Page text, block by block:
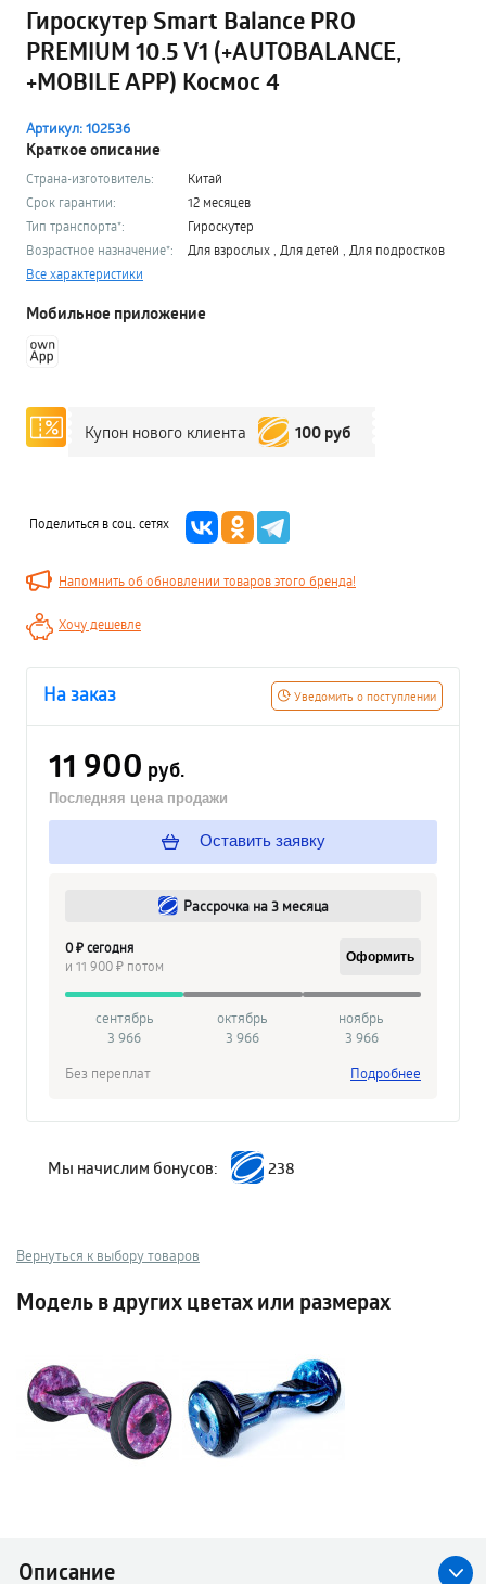
Гироскутер Smart Balance PRO
PREMIUM 10.5 V1 (+AUTOBALANCE,
+MOBILE APP) Космос 4
Артикул: 102536
Краткое описание
Страна-изготовитель:
Китай
Срок гарантии:
12 месяцев
Тип транспорта*:
Гироскутер
Возрастное назначение*:
Для взрослых , Для детей , Для подростков
Все характеристики
Мобильное приложение
Купон нового клиента 100 руб
Поделиться в соц. сетях
Напомнить об обновлении товаров этого бренда!
Хочу дешевле
Уведомить о поступлении
На заказ
11 900 руб.
Последняя цена продажи
Оставить заявку
Рассрочка на 3 месяца
0 ₽ сегодня
и 11 900 ₽ потом
Оформить
сентябрь
3 966
октябрь
3 966
ноябрь
3 966
Без переплат
Подробнее
Мы начислим бонусов: 238
Вернуться к выбору товаров
Модель в других цветах или размерах
Описание